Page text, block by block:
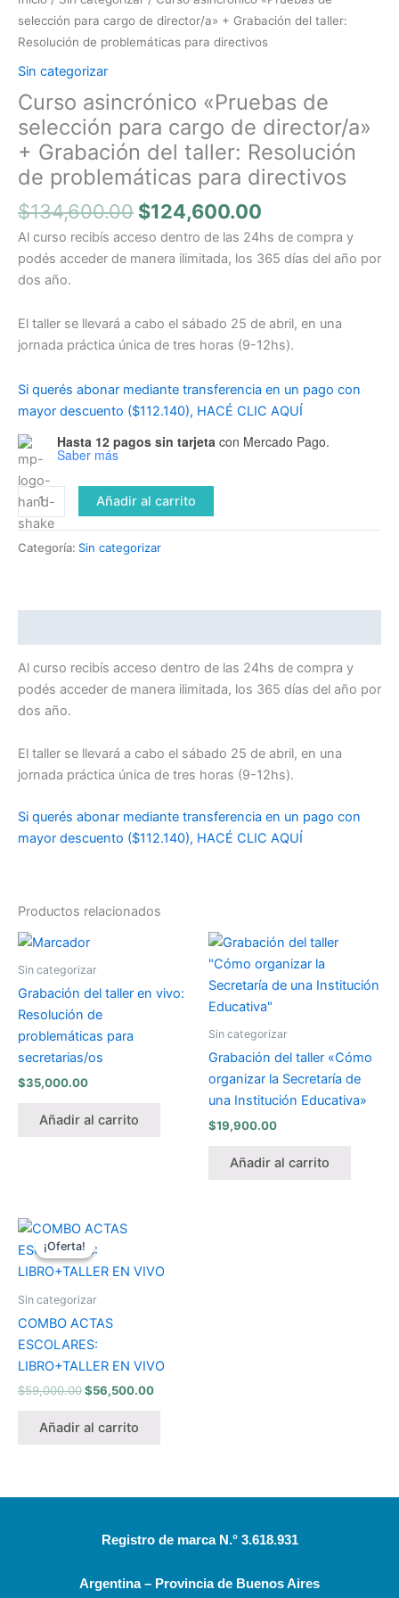
selección para cargo de director/a» + Grabación del taller:
Resolución de problemáticas para directivos
Sin categorizar
Curso asincrónico «Pruebas de
selección para cargo de director/a»
+ Grabación del taller: Resolución
de problemáticas para directivos
$134,600.00 $124,600.00
Al curso recibís acceso dentro de las 24hs de compra y
podés acceder de manera ilimitada, los 365 días del año por
dos año.
El taller se llevará a cabo el sábado 25 de abril, en una
jornada práctica única de tres horas (9-12hs).
Si querés abonar mediante transferencia en un pago con
mayor descuento ($112.140), HACÉ CLIC AQUÍ
Hasta 12 pagos sin tarjeta con Mercado Pago.
Saber más
para
cargo
director/a"
+
Grabación
del
taller:
Resolución
de
problemáticas
para
directivos
Añadir al carrito
Categoría: Sin categorizar
Al curso recibís acceso dentro de las 24hs de compra y
podés acceder de manera ilimitada, los 365 días del año por
dos año.
El taller se llevará a cabo el sábado 25 de abril, en una
jornada práctica única de tres horas (9-12hs).
Si querés abonar mediante transferencia en un pago con
mayor descuento ($112.140), HACÉ CLIC AQUÍ
Productos relacionados
Sin categorizar
Grabación del taller en vivo:
Resolución de
problemáticas para
secretarias/os
$35,000.00
Añadir al carrito
Sin categorizar
Grabación del taller «Cómo
organizar la Secretaría de
una Institución Educativa»
$19,900.00
Añadir al carrito
¡Oferta!
¡Oferta!
Sin categorizar
COMBO ACTAS
ESCOLARES:
LIBRO+TALLER EN VIVO
$59,000.00
El
precio
original
era:
$56,500.00
es:
Añadir al carrito
Registro de marca N.° 3.618.931
Argentina – Provincia de Buenos Aires